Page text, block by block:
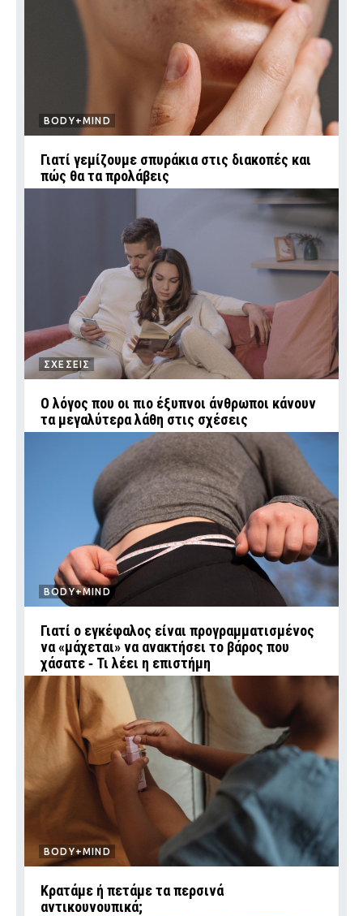
BODY+MIND
Γιατί γεμίζουμε σπυράκια στις διακοπές και
πώς θα τα προλάβεις
ΣΧΕΣΕΙΣ
Ο λόγος που οι πιο έξυπνοι άνθρωποι κάνουν
τα μεγαλύτερα λάθη στις σχέσεις
BODY+MIND
Γιατί ο εγκέφαλος είναι προγραμματισμένος
να «μάχεται» να ανακτήσει το βάρος που
χάσατε ‑ Τι λέει η επιστήμη
BODY+MIND
Κρατάμε ή πετάμε τα περσινά
αντικουνουπικά;